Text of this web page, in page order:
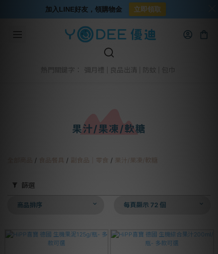
熱門關鍵字： 彌月禮 良品出清 防蚊 包巾
果汁/果凍/軟糖
/ 食品餐具 / 副食品│零食 / 果汁/果凍/軟糖
篩選
商品排序 每頁顯示 72 個
加入LINE好友，領購物金 立即領取